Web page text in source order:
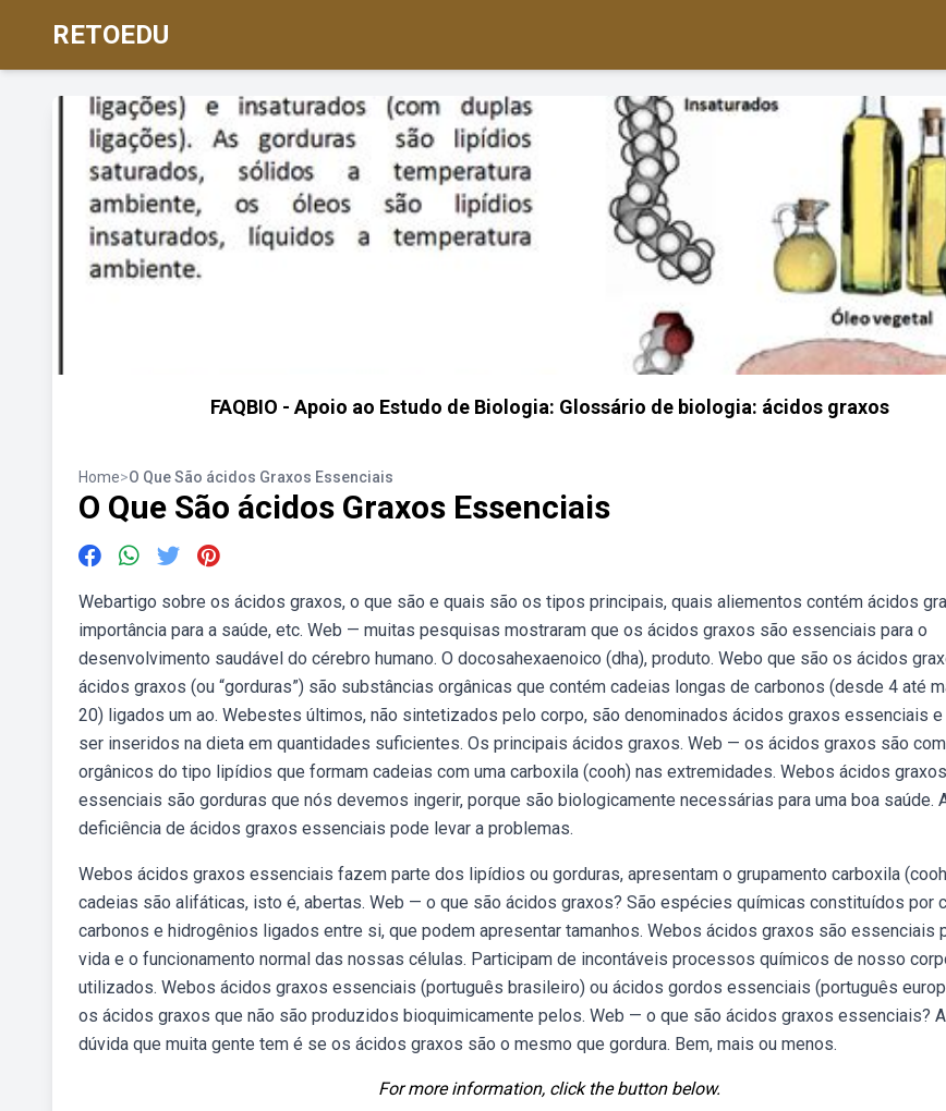
RETOEDU
FAQBIO - Apoio ao Estudo de Biologia: Glossário de biologia: ácidos graxos
Home>O Que São ácidos Graxos Essenciais
O Que São ácidos Graxos Essenciais
Webartigo sobre os ácidos graxos, o que são e quais são os tipos principais, quais aliementos contém ácidos
importância para a saúde, etc. Web — muitas pesquisas mostraram que os ácidos graxos são essenciais para o
desenvolvimento saudável do cérebro humano. O docosahexaenoico (dha), produto. Webo que são os ácidos
ácidos graxos (ou “gorduras”) são substâncias orgânicas que contém cadeias longas de carbonos (desde 4 até
20) ligados um ao. Webestes últimos, não sintetizados pelo corpo, são denominados ácidos graxos essenciais
ser inseridos na dieta em quantidades suficientes. Os principais ácidos graxos. Web — os ácidos graxos são
orgânicos do tipo lipídios que formam cadeias com uma carboxila (cooh) nas extremidades. Webos ácidos graxos
essenciais são gorduras que nós devemos ingerir, porque são biologicamente necessárias para uma boa saúde.
deficiência de ácidos graxos essenciais pode levar a problemas.
Webos ácidos graxos essenciais fazem parte dos lipídios ou gorduras, apresentam o grupamento carboxila
cadeias são alifáticas, isto é, abertas. Web — o que são ácidos graxos? São espécies químicas constituídos por
carbonos e hidrogênios ligados entre si, que podem apresentar tamanhos. Webos ácidos graxos são essenciais
vida e o funcionamento normal das nossas células. Participam de incontáveis processos químicos de nosso
utilizados. Webos ácidos graxos essenciais (português brasileiro) ou ácidos gordos essenciais (português
os ácidos graxos que não são produzidos bioquimicamente pelos. Web — o que são ácidos graxos essenciais?
dúvida que muita gente tem é se os ácidos graxos são o mesmo que gordura. Bem, mais ou menos.
For more information, click the button below.